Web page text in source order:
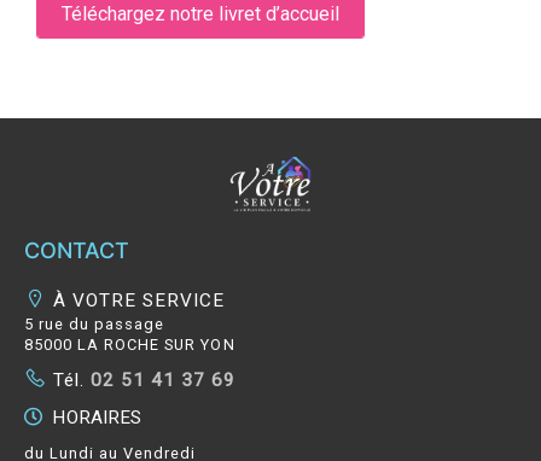
Téléchargez notre livret d’accueil
CONTACT
À VOTRE SERVICE
5 rue du passage
85000 LA ROCHE SUR YON
Tél. 02 51 41 37 69
HORAIRES
du Lundi au Vendredi